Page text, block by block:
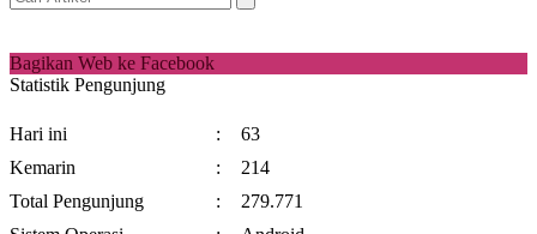
Bagikan Web ke Facebook
Statistik Pengunjung
Hari ini :
63
Kemarin
:
214
Total Pengunjung
:
279.771